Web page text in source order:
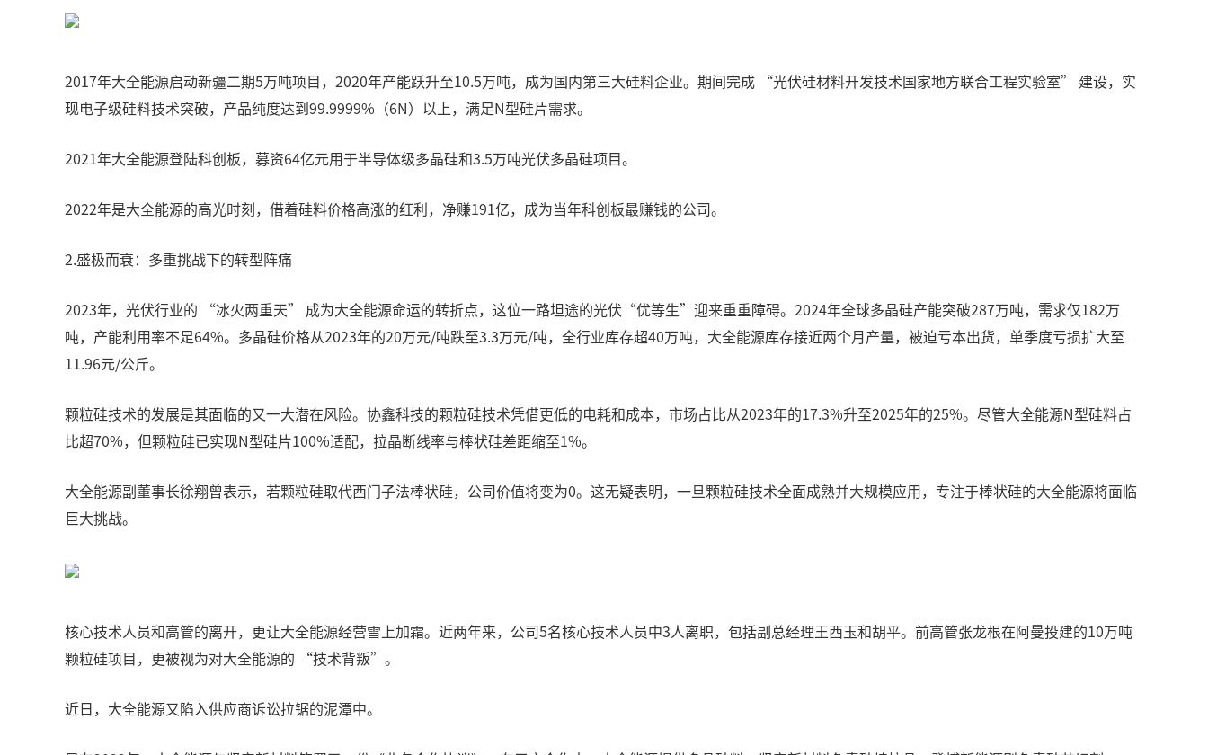
2017年大全能源启动新疆二期5万吨项目，2020年产能跃升至10.5万吨，成为国内第三大硅料企业。期间完成 “光伏硅材料开发技术国家地方联合工程实验室” 建设，实
现电子级硅料技术突破，产品纯度达到99.9999%（6N）以上，满足N型硅片需求。
2021年大全能源登陆科创板，募资64亿元用于半导体级多晶硅和3.5万吨光伏多晶硅项目。
2022年是大全能源的高光时刻，借着硅料价格高涨的红利，净赚191亿，成为当年科创板最赚钱的公司。
2.盛极而衰：多重挑战下的转型阵痛
2023年，光伏行业的 “冰火两重天” 成为大全能源命运的转折点，这位一路坦途的光伏“优等生”迎来重重障碍。2024年全球多晶硅产能突破287万吨，需求仅182万
吨，产能利用率不足64%。多晶硅价格从2023年的20万元/吨跌至3.3万元/吨，全行业库存超40万吨，大全能源库存接近两个月产量，被迫亏本出货，单季度亏损扩大至
11.96元/公斤。
颗粒硅技术的发展是其面临的又一大潜在风险。协鑫科技的颗粒硅技术凭借更低的电耗和成本，市场占比从2023年的17.3%升至2025年的25%。尽管大全能源N型硅料占
比超70%，但颗粒硅已实现N型硅片100%适配，拉晶断线率与棒状硅差距缩至1%。
大全能源副董事长徐翔曾表示，若颗粒硅取代西门子法棒状硅，公司价值将变为0。这无疑表明，一旦颗粒硅技术全面成熟并大规模应用，专注于棒状硅的大全能源将面临
巨大挑战。
核心技术人员和高管的离开，更让大全能源经营雪上加霜。近两年来，公司5名核心技术人员中3人离职，包括副总经理王西玉和胡平。前高管张龙根在阿曼投建的10万吨
颗粒硅项目，更被视为对大全能源的 “技术背叛”。
近日，大全能源又陷入供应商诉讼拉锯的泥潭中。